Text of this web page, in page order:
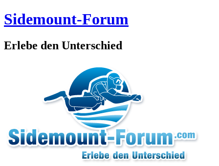
Sidemount-Forum
Erlebe den Unterschied